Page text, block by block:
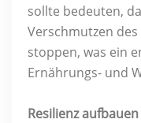
sollte bedeuten,
Verschmutzen
stoppen, was ein
Ernährungs- und
Resilienz aufbauen